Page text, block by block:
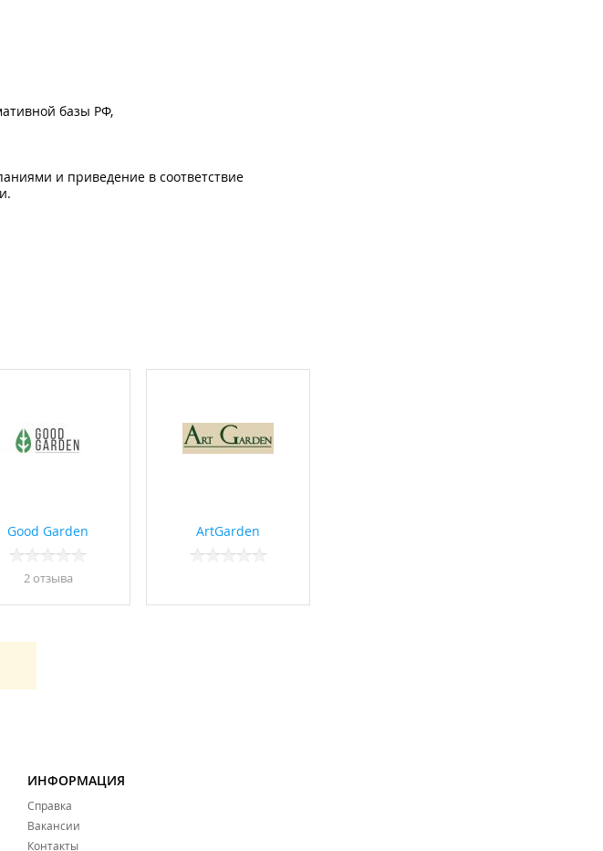
базы РФ,
и приведение в соответствие
Good Garden
2 отзывa
ArtGarden
ИНФОРМАЦИЯ
Справка
Вакансии
Контакты